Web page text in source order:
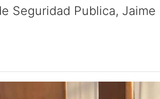
Seguridad Publica,